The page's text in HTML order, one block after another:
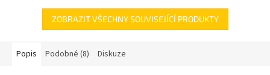
ZOBRAZIT VŠECHNY SOUVISEJÍCÍ PRODUKTY
Popis Podobné (8) Diskuze